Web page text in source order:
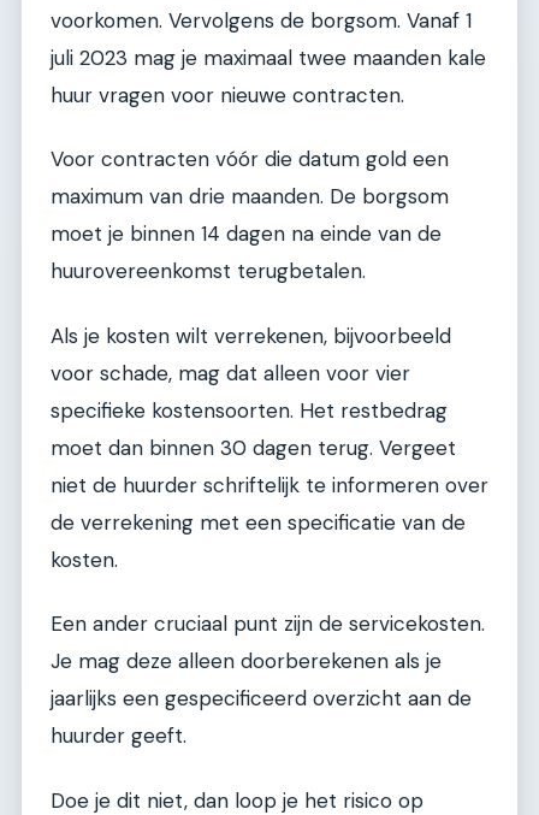
voorkomen. Vervolgens de borgsom. Vanaf 1
juli 2023 mag je maximaal twee maanden kale
huur vragen voor nieuwe contracten.
Voor contracten vóór die datum gold een
maximum van drie maanden. De borgsom
moet je binnen 14 dagen na einde van de
huurovereenkomst terugbetalen.
Als je kosten wilt verrekenen, bijvoorbeeld
voor schade, mag dat alleen voor vier
specifieke kostensoorten. Het restbedrag
moet dan binnen 30 dagen terug. Vergeet
niet de huurder schriftelijk te informeren over
de verrekening met een specificatie van de
kosten.
Een ander cruciaal punt zijn de servicekosten.
Je mag deze alleen doorberekenen als je
jaarlijks een gespecificeerd overzicht aan de
huurder geeft.
Doe je dit niet, dan loop je het risico op